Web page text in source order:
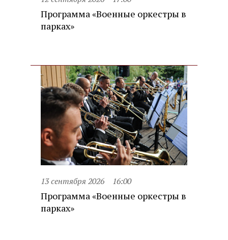
Программа «Военные оркестры в
парках»
13 сентября 2026 16:00
Программа «Военные оркестры в
парках»